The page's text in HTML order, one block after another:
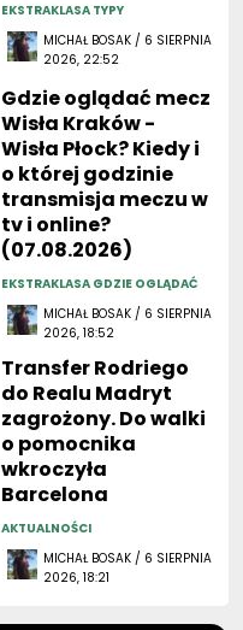
EKSTRAKLASA TYPY
MICHAŁ BOSAK / 6 SIERPNIA
2026, 22:52
Gdzie oglądać mecz
Wisła Kraków -
Wisła Płock? Kiedy i
o której godzinie
transmisja meczu w
tv i online?
(07.08.2026)
EKSTRAKLASA GDZIE OGLĄDAĆ
MICHAŁ BOSAK / 6 SIERPNIA
2026, 18:52
Transfer Rodriego
do Realu Madryt
zagrożony. Do walki
o pomocnika
wkroczyła
Barcelona
AKTUALNOŚCI
MICHAŁ BOSAK / 6 SIERPNIA
2026, 18:21